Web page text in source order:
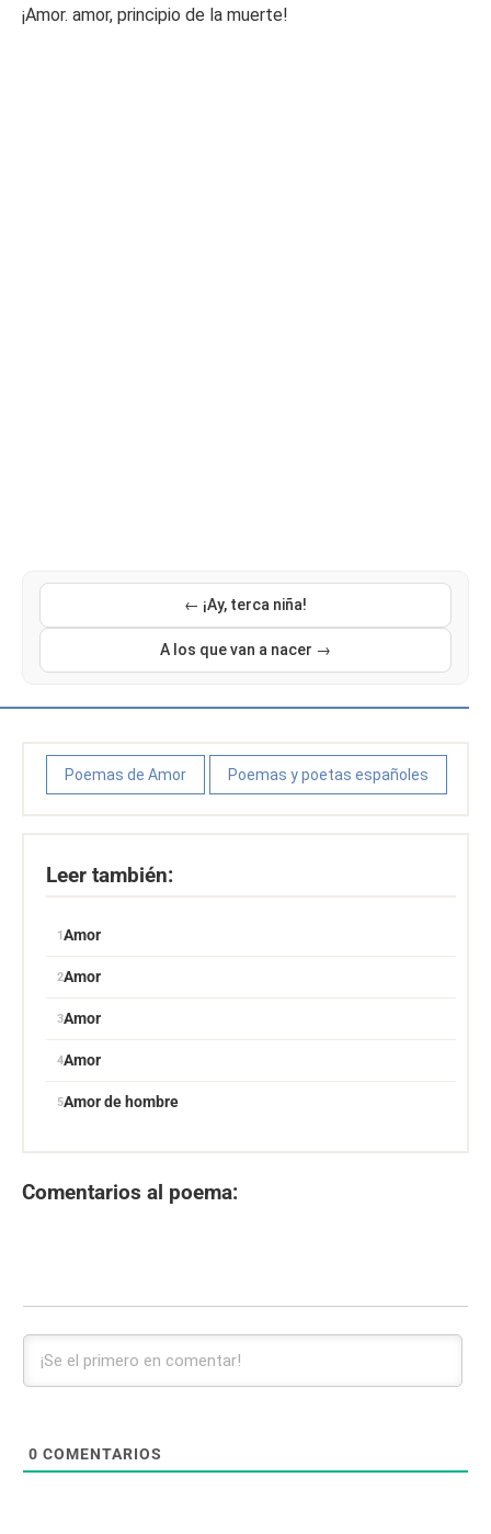
¡Amor. amor, principio de la muerte!
← ¡Ay, terca niña!
A los que van a nacer →
Poemas de Amor Poemas y poetas españoles
Leer también:
Amor
Amor
Amor
Amor
Amor de hombre
Comentarios al poema:
0 COMENTARIOS